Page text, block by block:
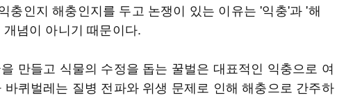
충인지 해충인지를 두고 논쟁이 있는 이유는 '익충'과 '해
념이 아니기 때문이다.
만들고 식물의 수정을 돕는 꿀벌은 대표적인 익충으로 여
바퀴벌레는 질병 전파와 위생 문제로 인해 해충으로 간주하